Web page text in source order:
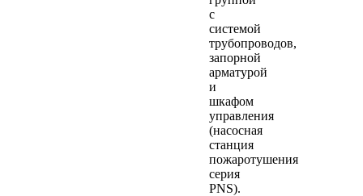
с
системой
трубопроводов,
запорной
арматурой
и
шкафом
управления
(насосная
станция
пожаротушения
серия
PNS).